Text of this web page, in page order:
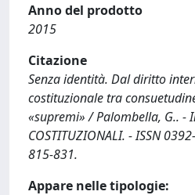
Anno del prodotto
2015
Citazione
Senza identità. Dal diritto
costituzionale tra
«supremi» / Palombella, G.. -
COSTITUZIONALI. - ISSN
815-831.
Appare nelle tipologie: